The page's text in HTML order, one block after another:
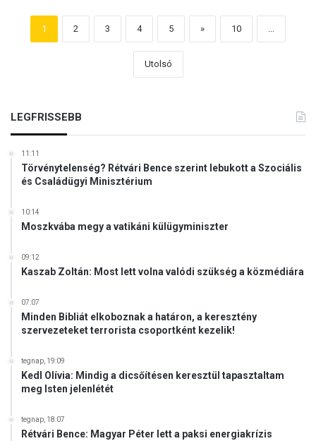
1 2 3 4 5 » 10 ...
Utolsó
LEGFRISSEBB
11:11
Törvénytelenség? Rétvári Bence szerint lebukott a Szociális
és Családügyi Minisztérium
10:14
Moszkvába megy a vatikáni külügyminiszter
09:12
Kaszab Zoltán: Most lett volna valódi szükség a közmédiára
07:07
Minden Bibliát elkoboznak a határon, a keresztény
szervezeteket terrorista csoportként kezelik!
tegnap, 19:09
Kedl Olívia: Mindig a dicsőítésen keresztül tapasztaltam
meg Isten jelenlétét
tegnap, 18:07
Rétvári Bence: Magyar Péter lett a paksi energiakrízis